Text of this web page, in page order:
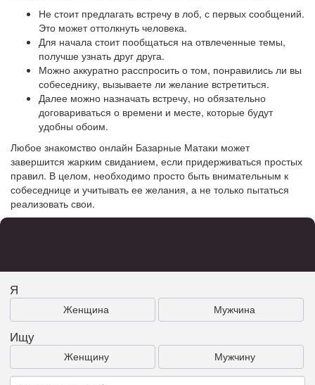
Не стоит предлагать встречу в лоб, с первых сообщений.
Это может оттолкнуть человека.
Для начала стоит пообщаться на отвлеченные темы,
получше узнать друг друга.
Можно аккуратно расспросить о том, понравились ли вы
собеседнику, вызываете ли желание встретиться.
Далее можно назначать встречу, но обязательно
договариваться о времени и месте, которые будут
удобны обоим.
Любое знакомство онлайн Базарные Матаки может
завершится жарким свиданием, если придерживаться простых
правил. В целом, необходимо просто быть внимательным к
собеседнице и учитывать ее желания, а не только пытаться
реализовать свои.
Я
Женщина Мужчина
Ищу
Женщину Мужчину